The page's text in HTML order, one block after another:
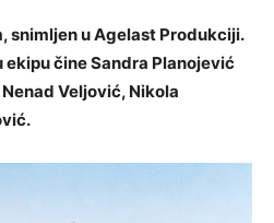
snimljen u Agelast Produkciji.
čine Sandra Planojević
Veljović, Nikola